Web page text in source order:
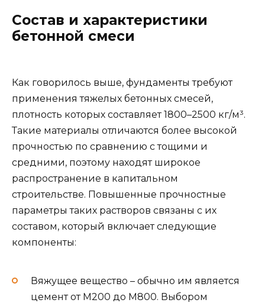
Состав и характеристики
бетонной смеси
Как говорилось выше, фундаменты требуют
применения тяжелых бетонных смесей,
плотность которых составляет 1800–2500 кг/м³.
Такие материалы отличаются более высокой
прочностью по сравнению с тощими и
средними, поэтому находят широкое
распространение в капитальном
строительстве. Повышенные прочностные
параметры таких растворов связаны с их
составом, который включает следующие
компоненты:
Вяжущее вещество – обычно им является
цемент от М200 до М800. Выбором